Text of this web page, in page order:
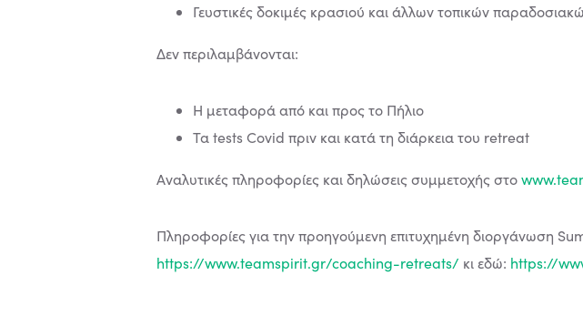
Γευστικές δοκιμές κρασιού και άλλων τοπικών
Δεν περιλαμβάνονται:
Η μεταφορά από και προς το Πήλιο
Τα tests Covid πριν και κατά τη διάρκεια του retreat
Αναλυτικές πληροφορίες και δηλώσεις συμμετοχής στο
Πληροφορίες για την προηγούμενη επιτυχημένη διοργάνωση
https://www.teamspirit.gr/coaching-retreats/ κι εδώ: https://